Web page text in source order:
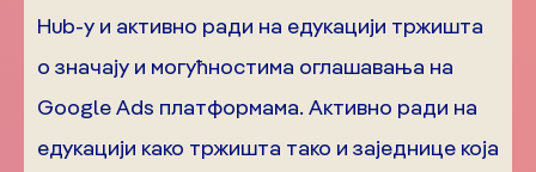
Hub-у и активно ради на едукацији тржишта
о значају и могућностима оглашавања на
Google Аds платформама. Активно ради на
едукацији како тржишта тако и заједнице која